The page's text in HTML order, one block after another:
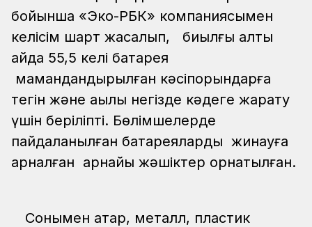
бойынша «Эко-РБК» компаниясымен
келісім шарт жасалып, биылғы алты
айда 55,5 келі батарея
мамандандырылған кәсіпорындарға
тегін және ақылы негізде кәдеге жарату
үшін беріліпті. Бөлімшелерде
пайдаланылған батареяларды жинауға
арналған арнайы жәшіктер орнатылған.
Сонымен қатар, металл, пластик